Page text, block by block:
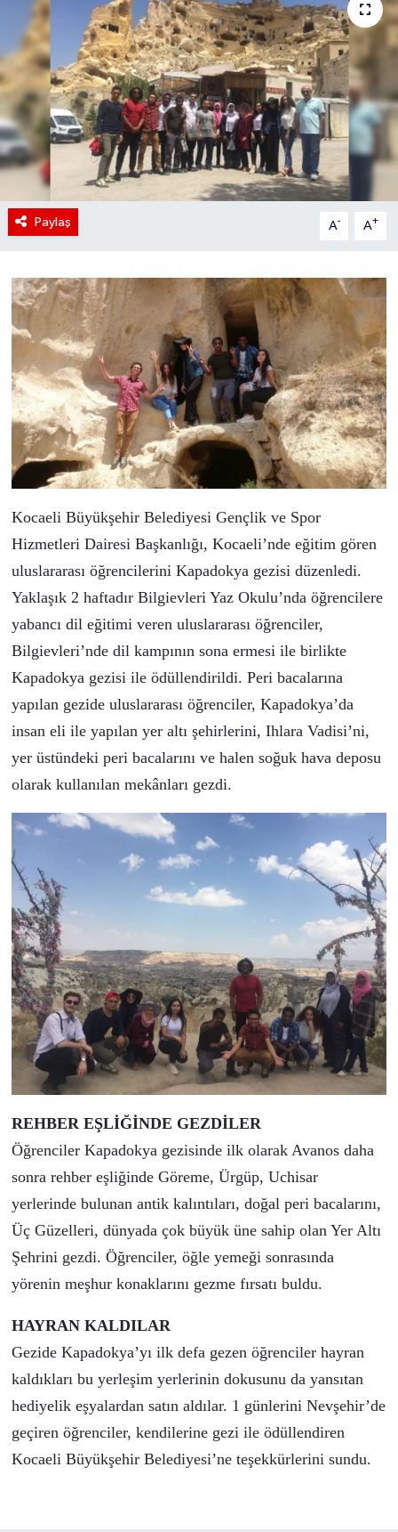
Paylaş A- A+
Kocaeli Büyükşehir Belediyesi Gençlik ve Spor
Hizmetleri Dairesi Başkanlığı, Kocaeli’nde eğitim gören
uluslararası öğrencilerini Kapadokya gezisi düzenledi.
Yaklaşık 2 haftadır Bilgievleri Yaz Okulu’nda öğrencilere
yabancı dil eğitimi veren uluslararası öğrenciler,
Bilgievleri’nde dil kampının sona ermesi ile birlikte
Kapadokya gezisi ile ödüllendirildi. Peri bacalarına
yapılan gezide uluslararası öğrenciler, Kapadokya’da
insan eli ile yapılan yer altı şehirlerini, Ihlara Vadisi’ni,
yer üstündeki peri bacalarını ve halen soğuk hava deposu
olarak kullanılan mekânları gezdi.
REHBER EŞLİĞİNDE GEZDİLER
Öğrenciler Kapadokya gezisinde ilk olarak Avanos daha
sonra rehber eşliğinde Göreme, Ürgüp, Uchisar
yerlerinde bulunan antik kalıntıları, doğal peri bacalarını,
Üç Güzelleri, dünyada çok büyük üne sahip olan Yer Altı
Şehrini gezdi. Öğrenciler, öğle yemeği sonrasında
yörenin meşhur konaklarını gezme fırsatı buldu.
HAYRAN KALDILAR
Gezide Kapadokya’yı ilk defa gezen öğrenciler hayran
kaldıkları bu yerleşim yerlerinin dokusunu da yansıtan
hediyelik eşyalardan satın aldılar. 1 günlerini Nevşehir’de
geçiren öğrenciler, kendilerine gezi ile ödüllendiren
Kocaeli Büyükşehir Belediyesi’ne teşekkürlerini sundu.